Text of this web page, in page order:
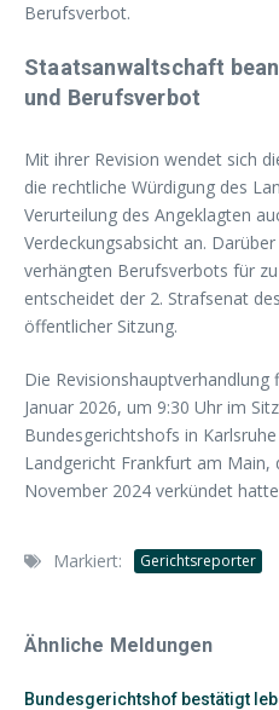
Berufsverbot.
Staatsanwaltschaft
und Berufsverbot
Mit ihrer Revision wendet sich
die rechtliche Würdigung des
Verurteilung des Angeklagten
Verdeckungsabsicht an.
verhängten Berufsverbots für
entscheidet der 2. Strafsenat
öffentlicher Sitzung.
Die
Januar 2026, um 9:30 Uhr im
Bundesgerichtshofs in
Landgericht Frankfurt am Main,
November 2024 verkündet
Markiert: Gerichtsreporter
Ähnliche Meldungen
Bundesgerichtshof bestätigt